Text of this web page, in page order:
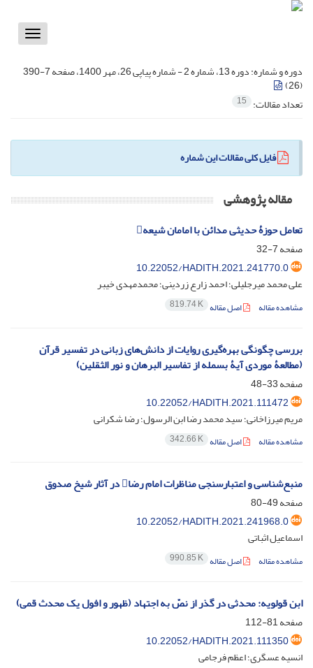
Toggle
دوره و شماره:
دوره 13، شماره 2 - شماره پیاپی 26، مهر 1400، صفحه 7-390
(26)
تعداد مقالات: 15
فایل کلی مقالات این شماره
مقاله پژوهشی
تعامل حوزۀ حدیثی مدائن با امامان شیعه
صفحه7-32
10.22052/HADITH.2021.241770.0
علی محمد میرجلیلی؛ احمد زارع زردینی؛ محمدمهدی خیبر
مشاهده مقاله اصل مقاله 819.74 K
بررسی چگونگی بهره‌گیری روایات از دانش‌های زبانی در تفسیر قرآن
(مطالعۀ موردی آیۀ بسمله از تفاسیر البرهان و نور الثقلین)
صفحه33-48
10.22052/HADITH.2021.111472
مریم میرزاخانی؛ سید محمد رضا ابن الرسول؛ رضا شکرانی
مشاهده مقاله اصل مقاله 342.66 K
منبع‌شناسی و اعتبارسنجی مناظرات امام رضا در آثار شیخ صدوق
صفحه49-80
10.22052/HADITH.2021.241968.0
اسماعیل اثباتی
مشاهده مقاله اصل مقاله 990.85 K
ابن قولویه: محدثی در گذر از نصّ به اجتهاد (ظهور و افول یک محدث قمی)
صفحه81-112
10.22052/HADITH.2021.111350
انسیه عسگری؛ اعظم فرجامی